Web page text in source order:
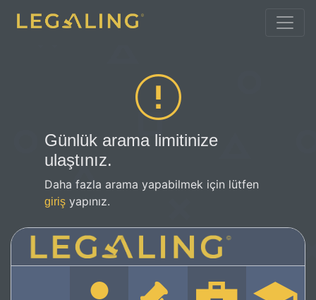
Günlük arama limitinize
ulaştınız.
Daha fazla arama yapabilmek için lütfen
giriş yapınız.